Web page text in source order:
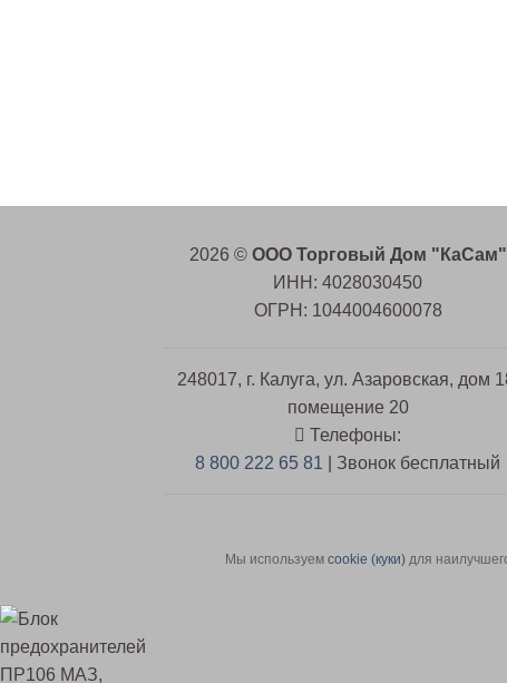
2026 © ООО Торговый Дом "КаСам"
ИНН: 4028030450
ОГРН: 1044004600078
248017, г. Калуга, ул. Азаровская, дом
помещение 20
Телефоны:
8 800 222 65 81 | Звонок бесплатный
Мы используем сookie (куки)для